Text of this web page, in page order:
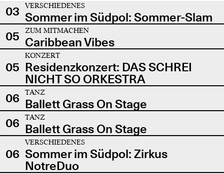
03
VERSCHIEDENES
Sommer im Südpol: Sommer-Slam
05
ZUM MITMACHEN
Caribbean Vibes
05
KONZERT
Residenzkonzert: DAS SCHREI
NICHT SO ORKESTRA
06
TANZ
Ballett Grass On Stage
06
TANZ
Ballett Grass On Stage
06
VERSCHIEDENES
Sommer im Südpol: Zirkus
NotreDuo